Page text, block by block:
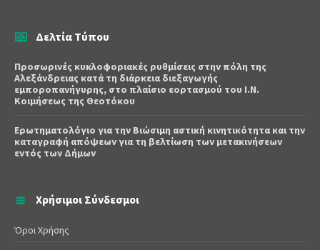
Δελτία Τύπου
Προσωρινές κυκλοφοριακές ρυθμίσεις στην πόλη της
Αλεξάνδρειας κατά τη διάρκεια διεξαγωγής
εμποροπανήγυρης, στο πλαίσιο εορτασμού του Ι.Ν.
Κοιμήσεως της Θεοτόκου
Ερωτηματολόγιο για την Βιώσιμη αστική κινητικότητα και την
καταγραφή απόψεων για τη βελτίωση των μετακινήσεων
εντός των Δήμων
Χρήσιμοι Σύνδεσμοι
Όροι Χρήσης